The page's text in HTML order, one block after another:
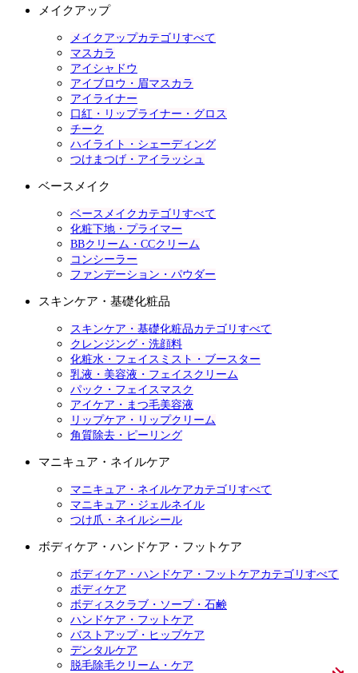
メイクアップ
メイクアップカテゴリすべて
マスカラ
アイシャドウ
アイブロウ・眉マスカラ
アイライナー
口紅・リップライナー・グロス
チーク
ハイライト・シェーディング
つけまつげ・アイラッシュ
ベースメイク
ベースメイクカテゴリすべて
化粧下地・プライマー
BBクリーム・CCクリーム
コンシーラー
ファンデーション・パウダー
スキンケア・基礎化粧品
スキンケア・基礎化粧品カテゴリすべて
クレンジング・洗顔料
化粧水・フェイスミスト・ブースター
乳液・美容液・フェイスクリーム
パック・フェイスマスク
アイケア・まつ毛美容液
リップケア・リップクリーム
角質除去・ピーリング
マニキュア・ネイルケア
マニキュア・ネイルケアカテゴリすべて
マニキュア・ジェルネイル
つけ爪・ネイルシール
ボディケア・ハンドケア・フットケア
ボディケア・ハンドケア・フットケアカテゴリすべて
ボディケア
ボディスクラブ・ソープ・石鹸
ハンドケア・フットケア
バストアップ・ヒップケア
デンタルケア
脱毛除毛クリーム・ケア